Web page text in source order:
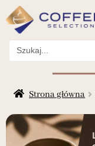
Search
for:
Strona główna